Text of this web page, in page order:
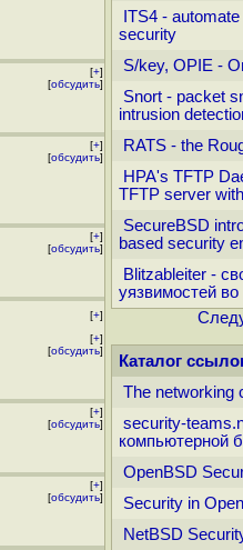
[+]
[обсудить]
[+]
[обсудить]
[+]
[обсудить]
[+]
[+]
[обсудить]
[+]
[обсудить]
[+]
[обсудить]
ITS4 -
security
S/key, OPIE -
Snort - packet
intrusion
RATS - the
HPA's TFTP
TFTP server
SecureBSD
based security
Blitzableiter -
уязвимостей во
Каталог
The networking
security-
компьютерной
OpenBSD
Security in
NetBSD